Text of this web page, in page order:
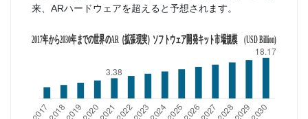
来、ARハードウェアを超えると予想されます。